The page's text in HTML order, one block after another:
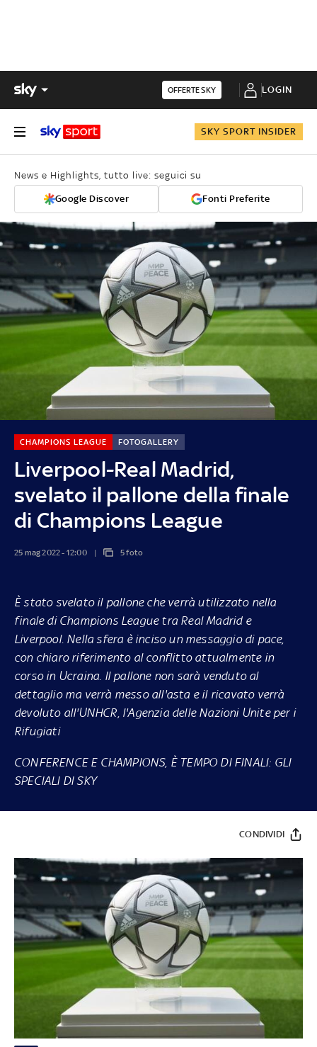
OFFERTE SKY LOGIN
SKY SPORT INSIDER
News e Highlights, tutto live: seguici su
Google Discover Fonti Preferite
Liverpool-Real Madrid,
svelato il pallone della finale
di Champions League
CHAMPIONS LEAGUE FOTOGALLERY
25 mag 2022 - 12:00 5 foto
È stato svelato il pallone che verrà utilizzato nella
finale di Champions League tra Real Madrid e
Liverpool. Nella sfera è inciso un messaggio di pace,
con chiaro riferimento al conflitto attualmente in
corso in Ucraina. Il pallone non sarà venduto al
dettaglio ma verrà messo all'asta e il ricavato verrà
devoluto all'UNHCR, l'Agenzia delle Nazioni Unite per i
Rifugiati
CONFERENCE E CHAMPIONS, È TEMPO DI FINALI: GLI
SPECIALI DI SKY
CONDIVIDI